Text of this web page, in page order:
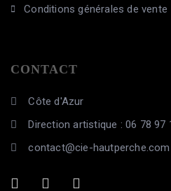
Conditions générales de vente
CONTACT
Côte d'Azur
Direction artistique : 06 78 97
contact@cie-hautperche.com